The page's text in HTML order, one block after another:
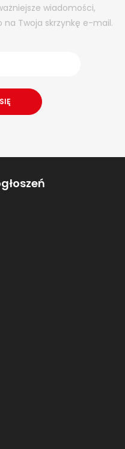
wiadomości,
Twoja skrzynkę e-mail.